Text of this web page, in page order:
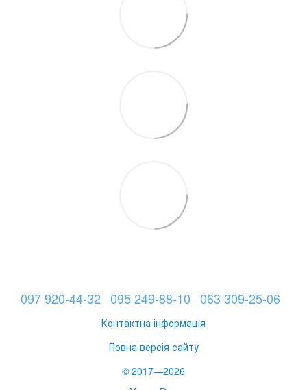
097 920-44-32 095 249-88-10 063 309-25-06
Контактна інформація
Повна версія сайту
© 2017—2026